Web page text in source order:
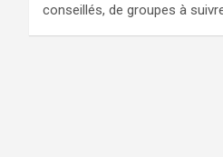
conseillés, de groupes à